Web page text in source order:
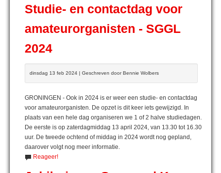
Studie- en contactdag voor
amateurorganisten - SGGL
2024
dinsdag 13 feb 2024 | Geschreven door Bennie Wolbers
GRONINGEN - Ook in 2024 is er weer een studie- en contactdag
voor amateurorganisten. De opzet is dit keer iets gewijzigd. In
plaats van een hele dag organiseren we 1 of 2 halve studiedagen.
De eerste is op zaterdagmiddag 13 april 2024, van 13.30 tot 16.30
uur. De tweede ochtend of middag in 2024 wordt nog gepland,
daarover volgt nog meer informatie.
Reageer!